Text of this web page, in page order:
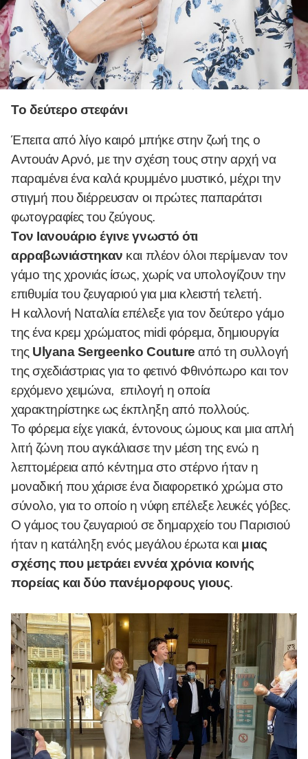
Το δεύτερο στεφάνι
Έπειτα από λίγο καιρό μπήκε στην ζωή της ο
Αντουάν Αρνό, με την σχέση τους στην αρχή να
παραμένει ένα καλά κρυμμένο μυστικό, μέχρι την
στιγμή που διέρρευσαν οι πρώτες παπαράτσι
φωτογραφίες του ζεύγους.
Τον Ιανουάριο έγινε γνωστό ότι
αρραβωνιάστηκαν και πλέον όλοι περίμεναν τον
γάμο της χρονιάς ίσως, χωρίς να υπολογίζουν την
επιθυμία του ζευγαριού για μια κλειστή τελετή.
Η καλλονή Ναταλία επέλεξε για τον δεύτερο γάμο
της ένα κρεμ χρώματος midi φόρεμα, δημιουργία
της Ulyana Sergeenko Couture από τη συλλογή
της σχεδιάστριας για το φετινό Φθινόπωρο και τον
ερχόμενο χειμώνα, επιλογή η οποία
χαρακτηρίστηκε ως έκπληξη από πολλούς.
Το φόρεμα είχε γιακά, έντονους ώμους και μια απλή
λιτή ζώνη που αγκάλιασε την μέση της ενώ η
λεπτομέρεια από κέντημα στο στέρνο ήταν η
μοναδική που χάρισε ένα διαφορετικό χρώμα στο
σύνολο, για το οποίο η νύφη επέλεξε λευκές γόβες.
Ο γάμος του ζευγαριού σε δημαρχείο του Παρισιού
ήταν η κατάληξη ενός μεγάλου έρωτα και μιας
σχέσης που μετράει εννέα χρόνια κοινής
πορείας και δύο πανέμορφους γιους.